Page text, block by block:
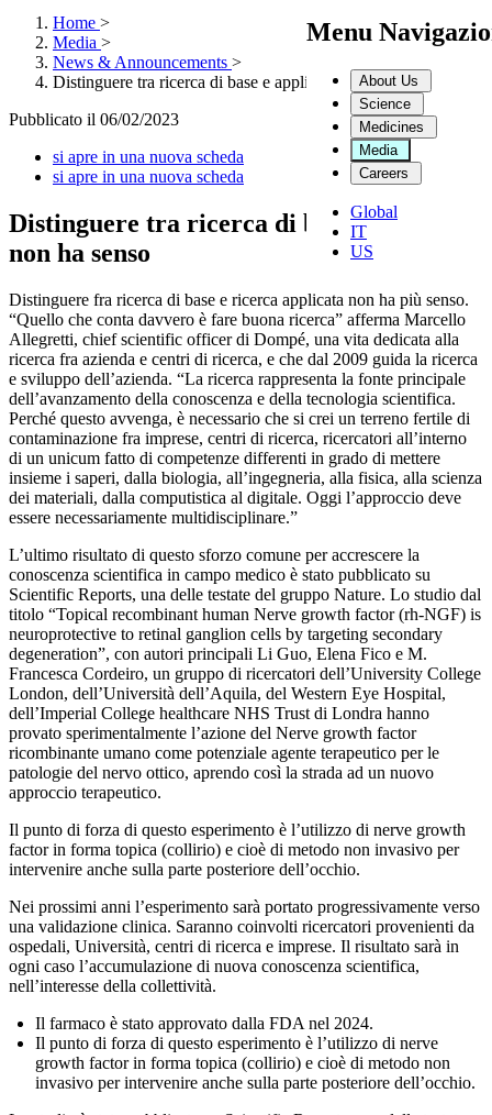
Menu
About Us
Science
Medicines
Media
Careers
Global
IT
US
Home >
Media >
News & Announcements >
Distinguere tra ricerca di base e applicata non ha senso
Pubblicato il 06/02/2023
si apre in una nuova scheda
si apre in una nuova scheda
Distinguere tra ricerca di base e applicata
non ha senso
Distinguere fra ricerca di base e ricerca applicata non ha più senso.
“Quello che conta davvero è fare buona ricerca” afferma Marcello
Allegretti, chief scientific officer di Dompé, una vita dedicata alla
ricerca fra azienda e centri di ricerca, e che dal 2009 guida la ricerca
e sviluppo dell’azienda. “La ricerca rappresenta la fonte principale
dell’avanzamento della conoscenza e della tecnologia scientifica.
Perché questo avvenga, è necessario che si crei un terreno fertile di
contaminazione fra imprese, centri di ricerca, ricercatori all’interno
di un unicum fatto di competenze differenti in grado di mettere
insieme i saperi, dalla biologia, all’ingegneria, alla fisica, alla scienza
dei materiali, dalla computistica al digitale. Oggi l’approccio deve
essere necessariamente multidisciplinare.”
L’ultimo risultato di questo sforzo comune per accrescere la
conoscenza scientifica in campo medico è stato pubblicato su
Scientific Reports, una delle testate del gruppo Nature. Lo studio dal
titolo “Topical recombinant human Nerve growth factor (rh-NGF) is
neuroprotective to retinal ganglion cells by targeting secondary
degeneration”, con autori principali Li Guo, Elena Fico e M.
Francesca Cordeiro, un gruppo di ricercatori dell’University College
London, dell’Università dell’Aquila, del Western Eye Hospital,
dell’Imperial College healthcare NHS Trust di Londra hanno
provato sperimentalmente l’azione del Nerve growth factor
ricombinante umano come potenziale agente terapeutico per le
patologie del nervo ottico, aprendo così la strada ad un nuovo
approccio terapeutico.
Il punto di forza di questo esperimento è l’utilizzo di nerve growth
factor in forma topica (collirio) e cioè di metodo non invasivo per
intervenire anche sulla parte posteriore dell’occhio.
Nei prossimi anni l’esperimento sarà portato progressivamente verso
una validazione clinica. Saranno coinvolti ricercatori provenienti da
ospedali, Università, centri di ricerca e imprese. Il risultato sarà in
ogni caso l’accumulazione di nuova conoscenza scientifica,
nell’interesse della collettività.
Il farmaco è stato approvato dalla FDA nel 2024.
Il punto di forza di questo esperimento è l’utilizzo di nerve
growth factor in forma topica (collirio) e cioè di metodo non
invasivo per intervenire anche sulla parte posteriore dell’occhio.